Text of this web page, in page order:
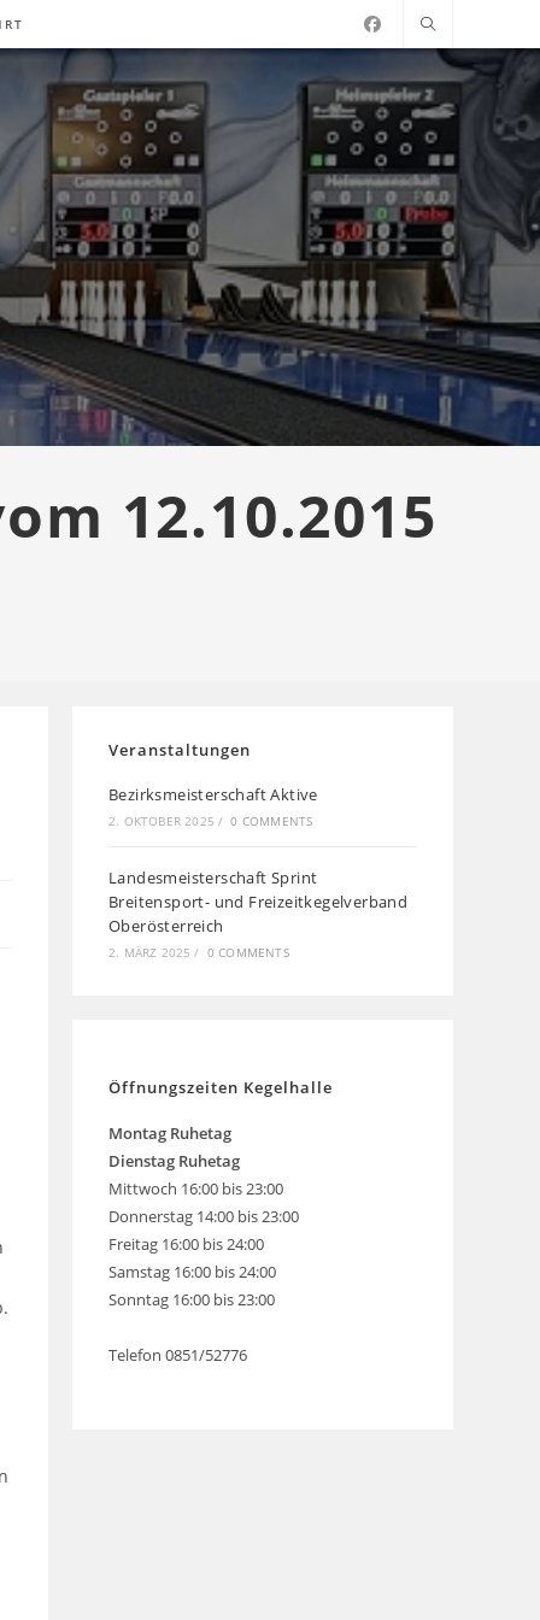
12.10.2015
Veranstaltungen
Bezirksmeisterschaft Aktive
2. OKTOBER 2025 / 0 COMMENTS
Landesmeisterschaft Sprint
Breitensport- und Freizeitkegelverband
Oberösterreich
2. MÄRZ 2025 / 0 COMMENTS
Öffnungszeiten Kegelhalle
Montag Ruhetag
Dienstag Ruhetag
Mittwoch 16:00 bis 23:00
Donnerstag 14:00 bis 23:00
Freitag 16:00 bis 24:00
Samstag 16:00 bis 24:00
Sonntag 16:00 bis 23:00
Telefon 0851/52776